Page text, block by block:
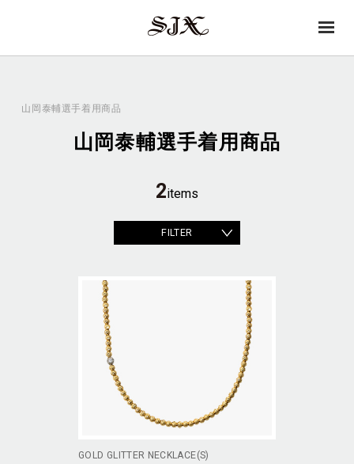
OFFICIAL op
山岡泰輔選手着用商品
山岡泰輔選手着用商品
2items
FILTER
GOLD GLITTER NECKLACE(S)